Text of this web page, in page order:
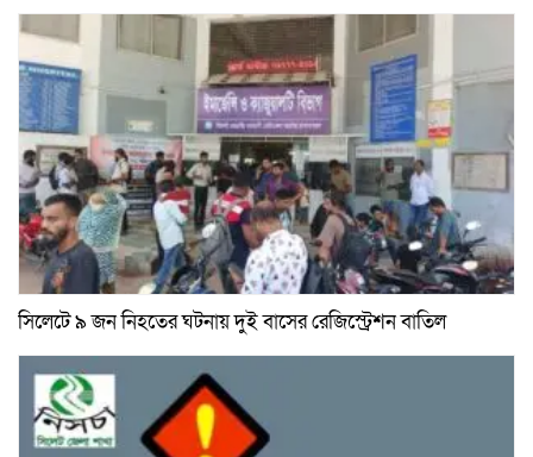
সিলেটে ৯ জন নিহতের ঘটনায় দুই বাসের রেজিস্ট্রেশন বাতিল